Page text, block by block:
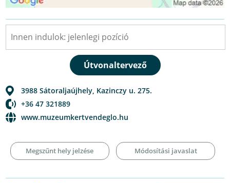
3988 Sátoraljaújhely Kazinczy u. 275.
+36 47 321889
www.muzeumkertvendeglo.hu
Megszűnt hely jelzése Módosítási javaslat